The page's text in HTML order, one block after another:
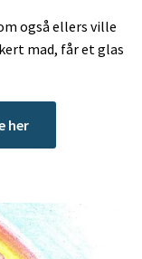
også ellers ville
mad, får et glas
her